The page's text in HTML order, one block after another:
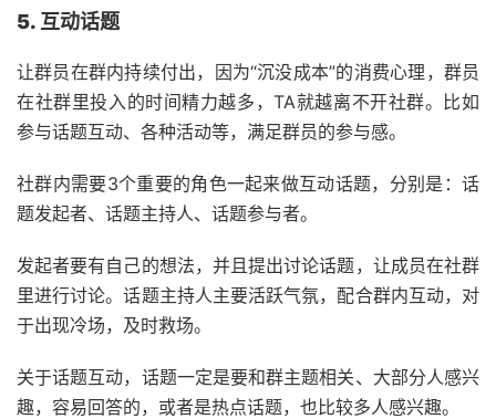
5. 互动话题
让群员在群内持续付出，因为“沉没成本”的消费心理，群员
在社群里投入的时间精力越多，TA就越离不开社群。比如
参与话题互动、各种活动等，满足群员的参与感。
社群内需要3个重要的角色一起来做互动话题，分别是：话
题发起者、话题主持人、话题参与者。
发起者要有自己的想法，并且提出讨论话题，让成员在社群
里进行讨论。话题主持人主要活跃气氛，配合群内互动，对
于出现冷场，及时救场。
关于话题互动，话题一定是要和群主题相关、大部分人感兴
趣，容易回答的，或者是热点话题，也比较多人感兴趣。